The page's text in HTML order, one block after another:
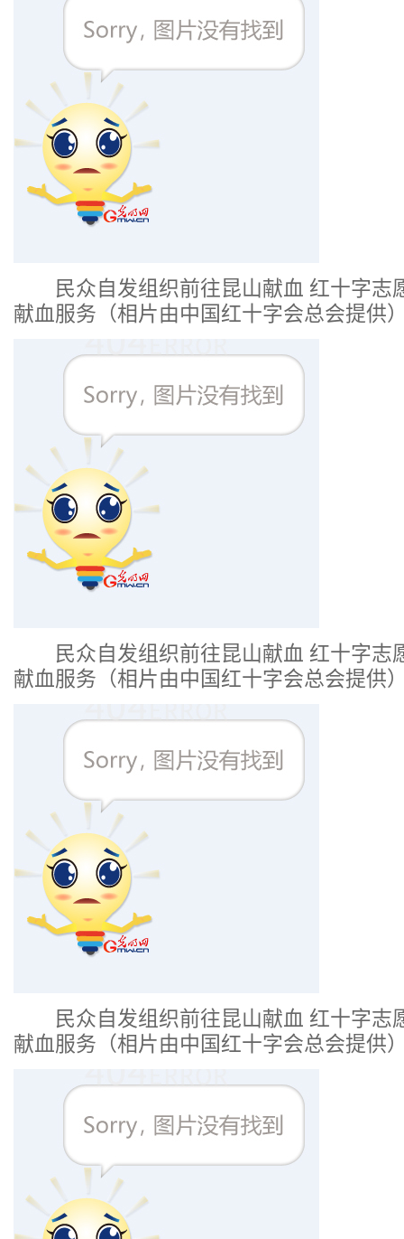
民众自发组织前往昆山献血 红十字志
献血服务（相片由中国红十字会总会提供
民众自发组织前往昆山献血 红十字志
献血服务（相片由中国红十字会总会提供
民众自发组织前往昆山献血 红十字志
献血服务（相片由中国红十字会总会提供